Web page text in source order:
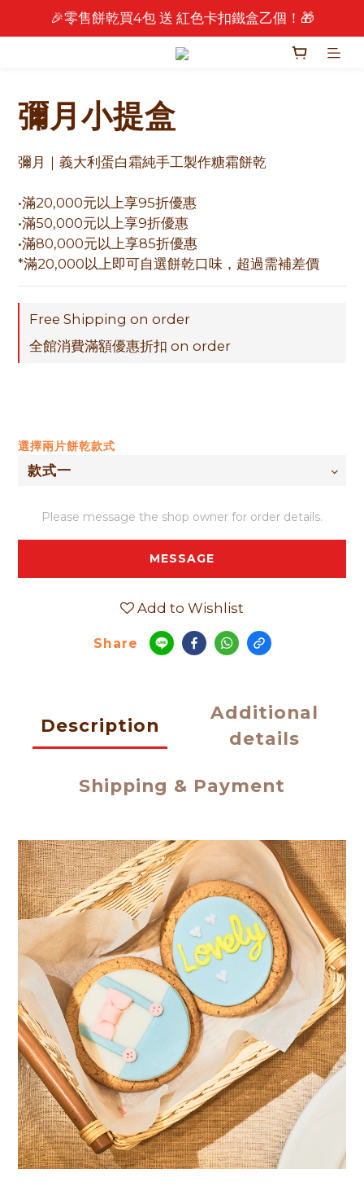
🎉 2026 中秋早鳥優惠中 🎉
🎉零售餅乾買4包 送 紅色卡扣鐵盒乙個！🎁
🎉 2026 中秋早鳥優惠中 🎉
彌月小提盒
彌月｜義大利蛋白霜純手工製作糖霜餅乾
•滿20,000元以上享95折優惠
•滿50,000元以上享9折優惠
•滿80,000元以上享85折優惠
*滿20,000以上即可自選餅乾口味，超過需補差價
Free Shipping on order
全館消費滿額優惠折扣 on order
選擇兩片餅乾款式
Please message the shop owner for order details.
MESSAGE
Add to Wishlist
Share
Description
Additional
details
Shipping & Payment